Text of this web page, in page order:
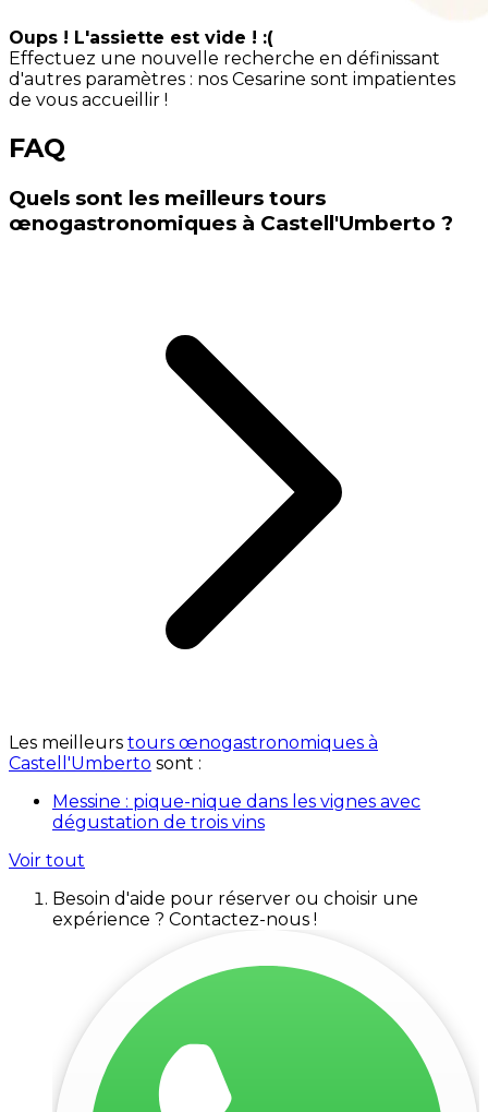
Oups ! L'assiette est vide ! :(
Effectuez une nouvelle recherche en définissant
d'autres paramètres : nos Cesarine sont impatientes
de vous accueillir !
FAQ
Quels sont les meilleurs tours
œnogastronomiques à Castell'Umberto ?
Les meilleurs tours œnogastronomiques à
Castell'Umberto sont :
Messine : pique-nique dans les vignes avec
dégustation de trois vins
Voir tout
Besoin d'aide pour réserver ou choisir une
expérience ? Contactez-nous !